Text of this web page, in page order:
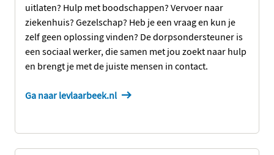
uitlaten? Hulp met boodschappen? Vervoer naar
ziekenhuis? Gezelschap? Heb je een vraag en kun je
zelf geen oplossing vinden? De dorpsondersteuner is
een sociaal werker, die samen met jou zoekt naar hulp
en brengt je met de juiste mensen in contact.
Ga naar levlaarbeek.nl